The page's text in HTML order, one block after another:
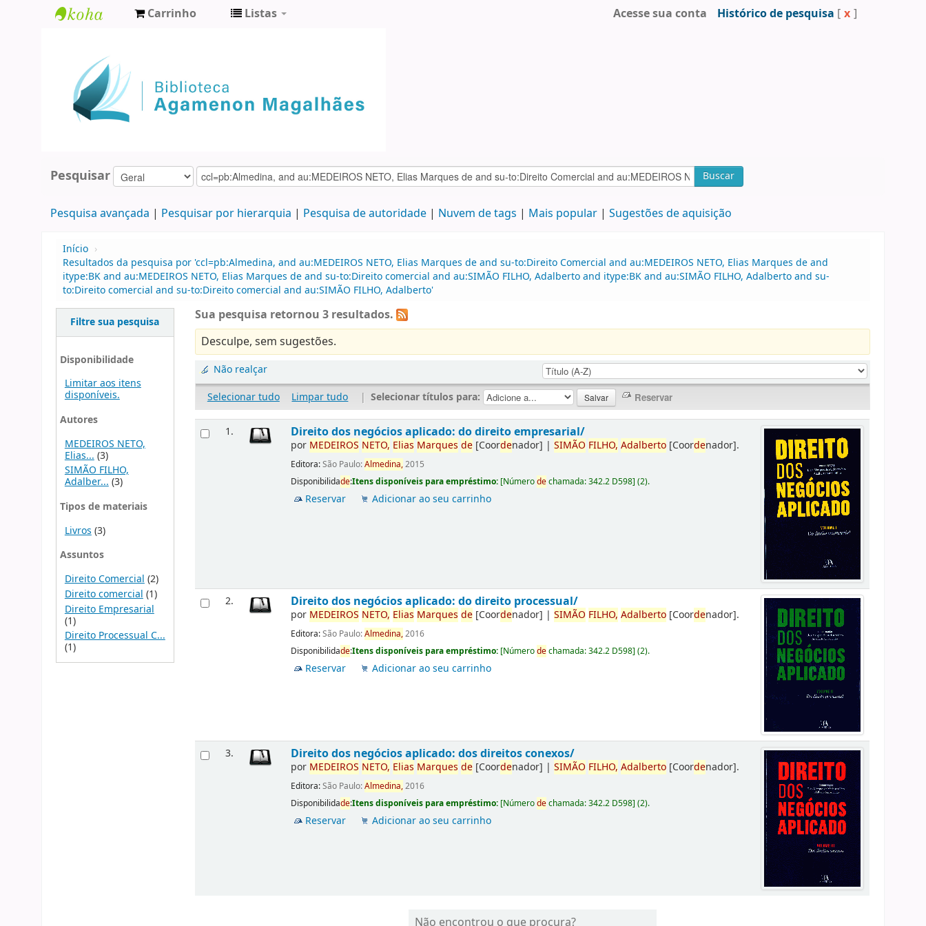
Agamenon
Magalhães
Carrinho Listas Acesse sua conta Histórico de pesquisa [ x ]
Pesquisar Buscar
Pesquisa avançada Pesquisar por hierarquia Pesquisa de autoridade Nuvem de tags Mais popular Sugestões de aquisição
Início ›
Resultados da pesquisa por 'ccl=pb:Almedina, and au:MEDEIROS NETO, Elias Marques de and su-to:Direito Comercial and au:MEDEIROS NETO, Elias Marques de and
itype:BK and au:MEDEIROS NETO, Elias Marques de and su-to:Direito comercial and au:SIMÃO FILHO, Adalberto and itype:BK and au:SIMÃO FILHO, Adalberto and su-
to:Direito comercial and su-to:Direito comercial and au:SIMÃO FILHO, Adalberto'
Filtre sua pesquisa
Disponibilidade
Limitar aos itens
disponíveis.
Autores
MEDEIROS NETO,
Elias... (3)
SIMÃO FILHO,
Adalber...(3)
Tipos de materiais
Livros (3)
Assuntos
Direito Comercial (2)
Direito comercial (1)
Direito Empresarial
(1)
Direito Processual C...
(1)
Sua pesquisa retornou 3 resultados.
Desculpe, sem sugestões.
Não realçar
Selecionar tudo
Limpar tudo | Selecionar títulos para:
1. Direito dos negócios aplicado: do direito empresarial/
por MEDEIROS NETO, Elias Marques de [Coordenador] |SIMÃO FILHO, Adalberto [Coordenador].
Editora:São Paulo:Almedina,2015
Disponibilidade:Itens disponíveis para empréstimo: [Númerodechamada:342.2 D598](2).
Reservar Adicionar ao seu carrinho
2. Direito dos negócios aplicado: do direito processual/
por MEDEIROS NETO, Elias Marques de [Coordenador] |SIMÃO FILHO, Adalberto [Coordenador].
Editora:São Paulo:Almedina,2016
Disponibilidade:Itens disponíveis para empréstimo: [Númerodechamada:342.2 D598](2).
Reservar Adicionar ao seu carrinho
3. Direito dos negócios aplicado: dos direitos conexos/
por MEDEIROS NETO, Elias Marques de [Coordenador] |SIMÃO FILHO, Adalberto [Coordenador].
Editora:São Paulo:Almedina,2016
Disponibilidade:Itens disponíveis para empréstimo: [Númerodechamada:342.2 D598](2).
Reservar Adicionar ao seu carrinho